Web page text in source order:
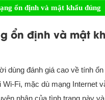
ổn định và mật khẩu đúng
ổn định và mật
đánh giá cao về tính
Fi, mặc dù mạng Internet